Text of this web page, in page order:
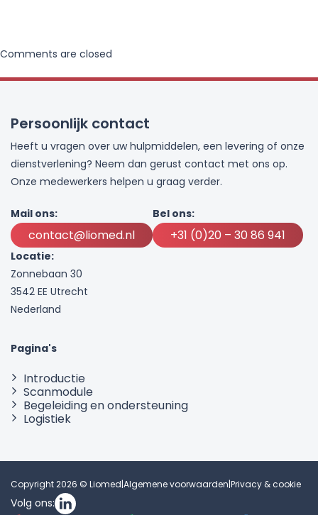
Comments are closed
Persoonlijk contact
Heeft u vragen over uw hulpmiddelen, een levering of onze
dienstverlening? Neem dan gerust contact met ons op.
Onze medewerkers helpen u graag verder.
Mail ons:
contact@liomed.nl
Bel ons:
+31 (0)20 – 30 86 941
Locatie:
Zonnebaan 30
3542 EE Utrecht
Nederland
Pagina's
Introductie
Scanmodule
Begeleiding en ondersteuning
Logistiek
Copyright 2026 © Liomed|Algemene voorwaarden|Privacy & cookie
Volg ons: